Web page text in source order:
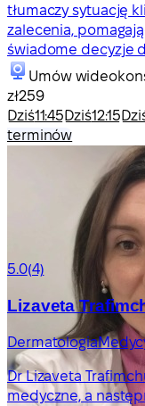
tłumaczy sytuację
zalecenia,
świadome decyzje
Umów
zł259
Dziś11:45Dziś12:15
terminów
5.0(4)
Lizaveta
Dermatologia
Dr Lizaveta
medyczne, a